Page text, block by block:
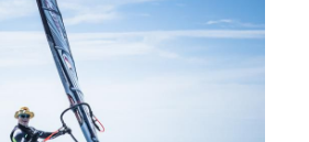
Новости
Медиа
Фото